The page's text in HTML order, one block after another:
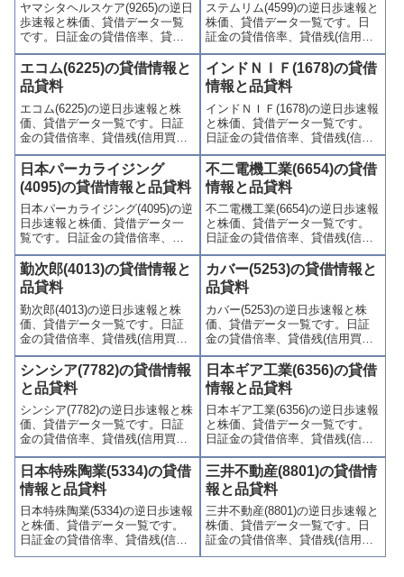
ヤマシタヘルスケア(9265)の逆日
歩速報と株価、貸借データ一覧
です。日証金の貸借倍率、貸借
残(信用買残、信用売残)、品貸料
(逆日歩)、東証の週末残高、規制
(注意喚起・申込停止)など、空売
り関連情報を集計し、図解でわ
かりやすくまとめて掲載してい
ます。
ステムリム(4599)の逆日歩速報と
株価、貸借データ一覧です。日
証金の貸借倍率、貸借残(信用買
残、信用売残)、品貸料(逆日
歩)、東証の週末残高、規制(注意
喚起・申込停止)など、空売り関
連情報を集計し、図解でわかり
やすくまとめて掲載していま
す。
エコム(6225)の貸借情報と
品貸料
エコム(6225)の逆日歩速報と株
価、貸借データ一覧です。日証
金の貸借倍率、貸借残(信用買
残、信用売残)、品貸料(逆日
歩)、東証の週末残高、規制(注意
喚起・申込停止)など、空売り関
連情報を集計し、図解でわかり
やすくまとめて掲載していま
す。
インドＮＩＦ(1678)の貸借
情報と品貸料
インドＮＩＦ(1678)の逆日歩速報
と株価、貸借データ一覧です。
日証金の貸借倍率、貸借残(信用
買残、信用売残)、品貸料(逆日
歩)、東証の週末残高、規制(注意
喚起・申込停止)など、空売り関
連情報を集計し、図解でわかり
やすくまとめて掲載していま
す。
日本パーカライジング
(4095)の貸借情報と品貸料
日本パーカライジング(4095)の逆
日歩速報と株価、貸借データ一
覧です。日証金の貸借倍率、貸
借残(信用買残、信用売残)、品貸
料(逆日歩)、東証の週末残高、規
制(注意喚起・申込停止)など、空
売り関連情報を集計し、図解で
わかりやすくまとめて掲載して
います。
不二電機工業(6654)の貸借
情報と品貸料
不二電機工業(6654)の逆日歩速報
と株価、貸借データ一覧です。
日証金の貸借倍率、貸借残(信用
買残、信用売残)、品貸料(逆日
歩)、東証の週末残高、規制(注意
喚起・申込停止)など、空売り関
連情報を集計し、図解でわかり
やすくまとめて掲載していま
す。
勤次郎(4013)の貸借情報と
品貸料
勤次郎(4013)の逆日歩速報と株
価、貸借データ一覧です。日証
金の貸借倍率、貸借残(信用買
残、信用売残)、品貸料(逆日
歩)、東証の週末残高、規制(注意
喚起・申込停止)など、空売り関
連情報を集計し、図解でわかり
やすくまとめて掲載していま
す。
カバー(5253)の貸借情報と
品貸料
カバー(5253)の逆日歩速報と株
価、貸借データ一覧です。日証
金の貸借倍率、貸借残(信用買
残、信用売残)、品貸料(逆日
歩)、東証の週末残高、規制(注意
喚起・申込停止)など、空売り関
連情報を集計し、図解でわかり
やすくまとめて掲載していま
す。
シンシア(7782)の貸借情報
と品貸料
シンシア(7782)の逆日歩速報と株
価、貸借データ一覧です。日証
金の貸借倍率、貸借残(信用買
残、信用売残)、品貸料(逆日
歩)、東証の週末残高、規制(注意
喚起・申込停止)など、空売り関
連情報を集計し、図解でわかり
やすくまとめて掲載していま
す。
日本ギア工業(6356)の貸借
情報と品貸料
日本ギア工業(6356)の逆日歩速報
と株価、貸借データ一覧です。
日証金の貸借倍率、貸借残(信用
買残、信用売残)、品貸料(逆日
歩)、東証の週末残高、規制(注意
喚起・申込停止)など、空売り関
連情報を集計し、図解でわかり
やすくまとめて掲載していま
す。
日本特殊陶業(5334)の貸借
情報と品貸料
日本特殊陶業(5334)の逆日歩速報
と株価、貸借データ一覧です。
日証金の貸借倍率、貸借残(信用
買残、信用売残)、品貸料(逆日
三井不動産(8801)の貸借情
報と品貸料
三井不動産(8801)の逆日歩速報と
株価、貸借データ一覧です。日
証金の貸借倍率、貸借残(信用買
残、信用売残)、品貸料(逆日